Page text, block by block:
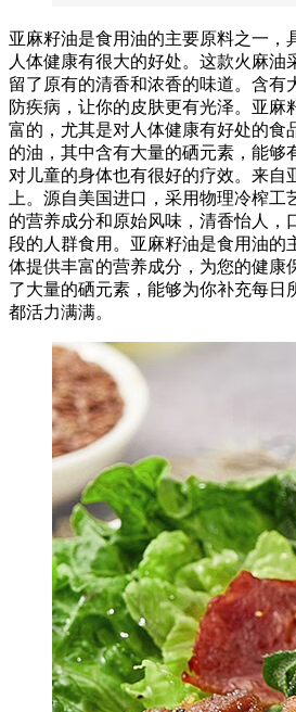
亚麻籽油是食用油的主要原料之一，
人体健康有很大的好处。这款火麻油
留了原有的清香和浓香的味道。含有
防疾病，让你的皮肤更有光泽。亚麻
富的，尤其是对人体健康有好处的食
的油，其中含有大量的硒元素，能够
对儿童的身体也有很好的疗效。来自
上。源自美国进口，采用物理冷榨
的营养成分和原始风味，清香怡人，
段的人群食用。亚麻籽油是食用油的
体提供丰富的营养成分，为您的健康
了大量的硒元素，能够为你补充每日
都活力满满。